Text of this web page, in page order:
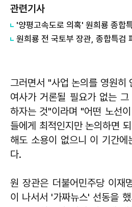
관련기사
원희룡 전 국토부 장관, 종합특검
그러면서 "사업 논의를 영원히
여사가 거론될 필요가 없는 그
하자는 것"이라며 "어떤 노선
들에게 최적인지만 논의하면
해도 소용이 없으니 이 기간
다.
원 장관은 더불어민주당 이재
이 나서서 '가짜뉴스' 선동을